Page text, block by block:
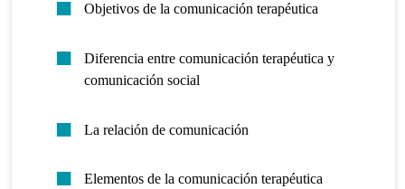
Objetivos de la comunicación terapéutica
Diferencia entre comunicación terapéutica y
comunicación social
La relación de comunicación
Elementos de la comunicación terapéutica